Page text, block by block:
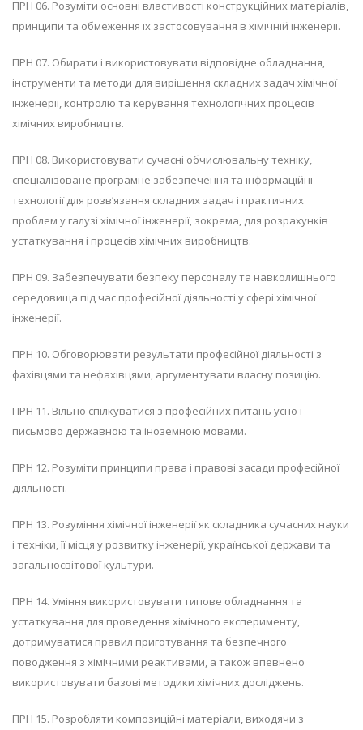
ПРН 06. Розуміти основні властивості конструкційних матеріалів,
принципи та обмеження їх застосовування в хімічній інженерії.
ПРН 07. Обирати і використовувати відповідне обладнання,
інструменти та методи для вирішення складних задач хімічної
інженерії, контролю та керування технологічних процесів
хімічних виробництв.
ПРН 08. Використовувати сучасні обчислювальну техніку,
спеціалізоване програмне забезпечення та інформаційні
технології для розв’язання складних задач і практичних
проблем у галузі хімічної інженерії, зокрема, для розрахунків
устаткування і процесів хімічних виробництв.
ПРН 09. Забезпечувати безпеку персоналу та навколишнього
середовища під час професійної діяльності у сфері хімічної
інженерії.
ПРН 10. Обговорювати результати професійної діяльності з
фахівцями та нефахівцями, аргументувати власну позицію.
ПРН 11. Вільно спілкуватися з професійних питань усно і
письмово державною та іноземною мовами.
ПРН 12. Розуміти принципи права і правові засади професійної
діяльності.
ПРН 13. Розуміння хімічної інженерії як складника сучасних науки
і техніки, її місця у розвитку інженерії, української держави та
загальносвітової культури.
ПРН 14. Уміння використовувати типове обладнання та
устаткування для проведення хімічного експерименту,
дотримуватися правил приготування та безпечного
поводження з хімічними реактивами, а також впевнено
використовувати базові методики хімічних досліджень.
ПРН 15. Розробляти композиційні матеріали, виходячи з